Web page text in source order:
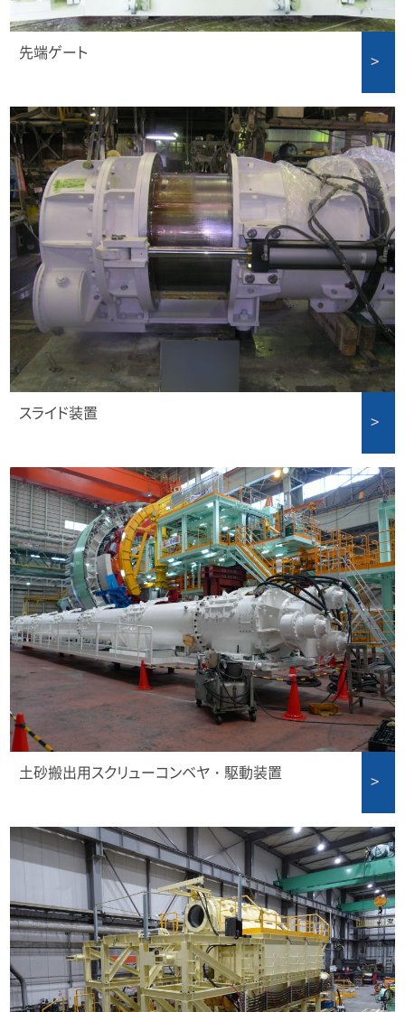
先端ゲート
スライド装置
土砂搬出用スクリューコンベヤ・駆動装置